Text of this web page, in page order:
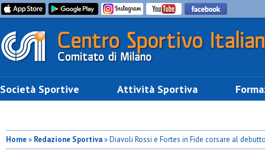
Società Sportive Attività Sportiva
Home» Redazione Sportiva» Diavoli Rossi e Fortes in Fide corsare al